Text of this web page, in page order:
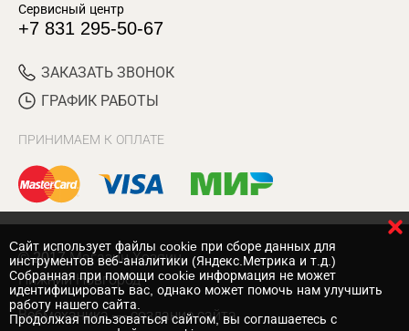
Сервисный центр
+7 831 295-50-67
ЗАКАЗАТЬ ЗВОНОК
ГРАФИК РАБОТЫ
ПРИНИМАЕМ К ОПЛАТЕ
© 2017 Магазин Хозяин
Нижний Новгород
Вебмеханика — создание сайта
Cайт использует файлы cookie при сборе данных для
инструментов веб-аналитики (Яндекс.Метрика и т.д.)
Собранная при помощи cookie информация не может
идентифицировать вас, однако может помочь нам улучшить
работу нашего сайта.
Продолжая пользоваться сайтом, вы соглашаетесь с